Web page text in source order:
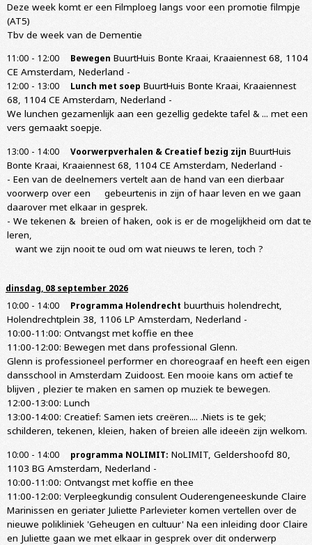
Deze week komt er een Filmploeg langs voor een promotie filmpje
(AT5)
Tbv de week van de Dementie
11:00 - 12:00 Bewegen BuurtHuis Bonte Kraai, Kraaiennest 68, 1104
CE Amsterdam, Nederland -
12:00 - 13:00 Lunch met soep BuurtHuis Bonte Kraai, Kraaiennest
68, 1104 CE Amsterdam, Nederland -
We lunchen gezamenlijk aan een gezellig gedekte tafel & ... met een
vers gemaakt soepje.
13:00 - 14:00 Voorwerpverhalen & Creatief bezig zijn BuurtHuis
Bonte Kraai, Kraaiennest 68, 1104 CE Amsterdam, Nederland -
- Een van de deelnemers vertelt aan de hand van een dierbaar
voorwerp over een gebeurtenis in zijn of haar leven en we gaan
daarover met elkaar in gesprek.
- We tekenen & breien of haken, ook is er de mogelijkheid om dat te
leren,
want we zijn nooit te oud om wat nieuws te leren, toch ?
dinsdag, 08 september 2026
10:00 - 14:00 Programma Holendrecht buurthuis holendrecht,
Holendrechtplein 38, 1106 LP Amsterdam, Nederland -
10:00-11:00: Ontvangst met koffie en thee
11:00-12:00: Bewegen met dans professional Glenn.
Glenn is professioneel performer en choreograaf en heeft een eigen
dansschool in Amsterdam Zuidoost. Een mooie kans om actief te
blijven , plezier te maken en samen op muziek te bewegen.
12:00-13:00: Lunch
13:00-14:00: Creatief: Samen iets creëren.... .Niets is te gek;
schilderen, tekenen, kleien, haken of breien alle ideeën zijn welkom.
10:00 - 14:00 programma NOLIMIT: NoLIMIT, Geldershoofd 80,
1103 BG Amsterdam, Nederland -
10:00-11:00: Ontvangst met koffie en thee
11:00-12:00: Verpleegkundig consulent Ouderengeneeskunde Claire
Marinissen en geriater Juliette Parlevieter komen vertellen over de
nieuwe polikliniek 'Geheugen en cultuur' Na een inleiding door Claire
en Juliette gaan we met elkaar in gesprek over dit onderwerp